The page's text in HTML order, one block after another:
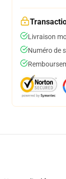
Livraison
Numéro de